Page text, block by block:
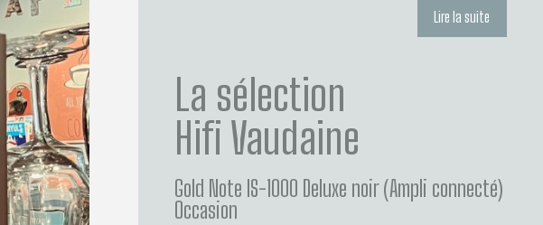
Lire la suite
La sélection
Hifi Vaudaine
Gold Note IS-1000 Deluxe noir (Ampli connecté)
Occasion